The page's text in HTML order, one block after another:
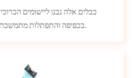
כבלים אלה נבנו ליישומים
בכפיפה והתפתלות מתמשכת תוך שמירה על ביצועים.